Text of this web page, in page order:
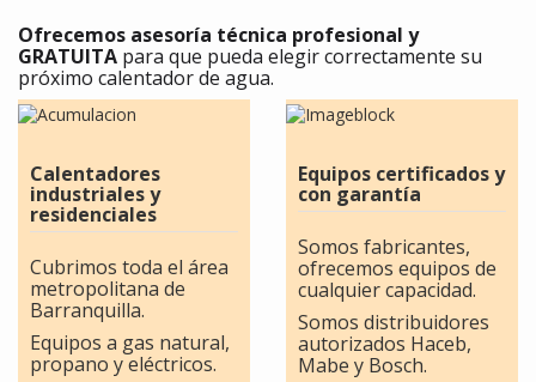
Ofrecemos asesoría técnica profesional y
GRATUITA para que pueda elegir correctamente su
próximo calentador de agua.
Calentadores
industriales y
residenciales
Cubrimos toda el área
metropolitana de
Barranquilla.
Equipos a gas natural,
propano y eléctricos.
Equipos certificados y
con garantía
Somos fabricantes,
ofrecemos equipos de
cualquier capacidad.
Somos distribuidores
autorizados Haceb,
Mabe y Bosch.